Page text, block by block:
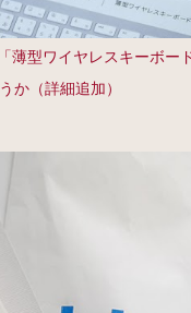
薄型ワイヤレスキーボー
か（詳細追加）